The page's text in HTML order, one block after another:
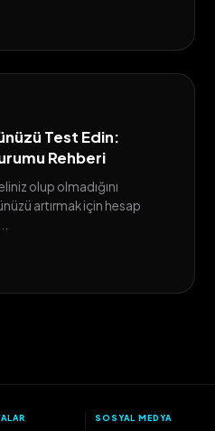
Test Edin:
Rehberi
olup olmadığını
artırmak için hesap
SOSYAL MEDYA